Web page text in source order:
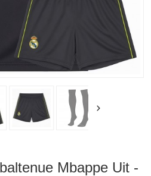
Mbappe Uit -